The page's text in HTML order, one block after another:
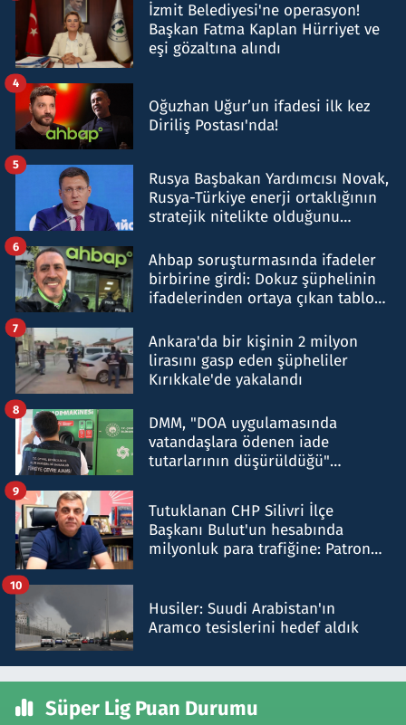
İzmit Belediyesi'ne operasyon!
Başkan Fatma Kaplan Hürriyet ve
eşi gözaltına alındı
Oğuzhan Uğur’un ifadesi ilk kez
Diriliş Postası'nda!
4
Rusya Başbakan Yardımcısı Novak,
Rusya-Türkiye enerji ortaklığının
stratejik nitelikte olduğunu
5
Ahbap soruşturmasında ifadeler
birbirine girdi: Dokuz şüphelinin
ifadelerinden ortaya çıkan tablo
6
Ankara'da bir kişinin 2 milyon
lirasını gasp eden şüpheliler
Kırıkkale'de yakalandı
7
DMM, "DOA uygulamasında
vatandaşlara ödenen iade
tutarlarının düşürüldüğü"
8
Tutuklanan CHP Silivri İlçe
Başkanı Bulut'un hesabında
milyonluk para trafiğine: Patron
9
Husiler: Suudi Arabistan'ın
Aramco tesislerini hedef aldık
10
Süper Lig Puan Durumu